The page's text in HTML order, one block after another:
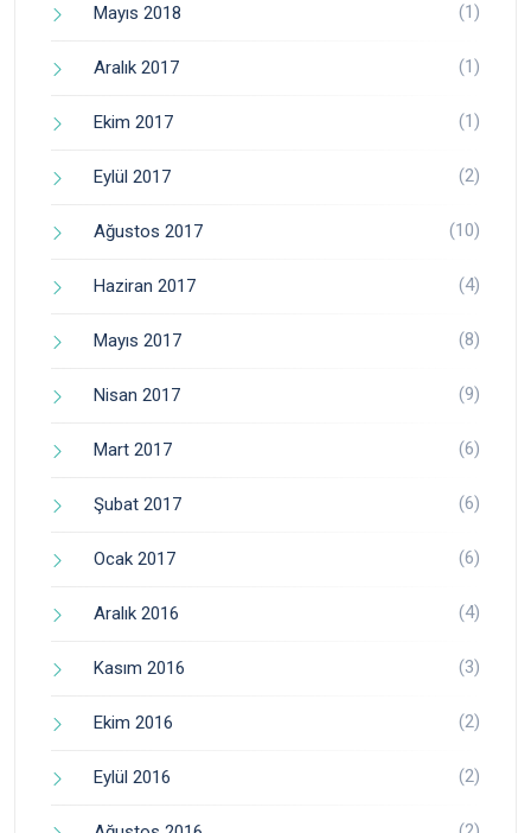
Mayıs 2018 (1)
Aralık 2017 (1)
Ekim 2017 (1)
Eylül 2017 (2)
Ağustos 2017 (10)
Haziran 2017 (4)
Mayıs 2017 (8)
Nisan 2017 (9)
Mart 2017 (6)
Şubat 2017 (6)
Ocak 2017 (6)
Aralık 2016 (4)
Kasım 2016 (3)
Ekim 2016 (2)
Eylül 2016 (2)